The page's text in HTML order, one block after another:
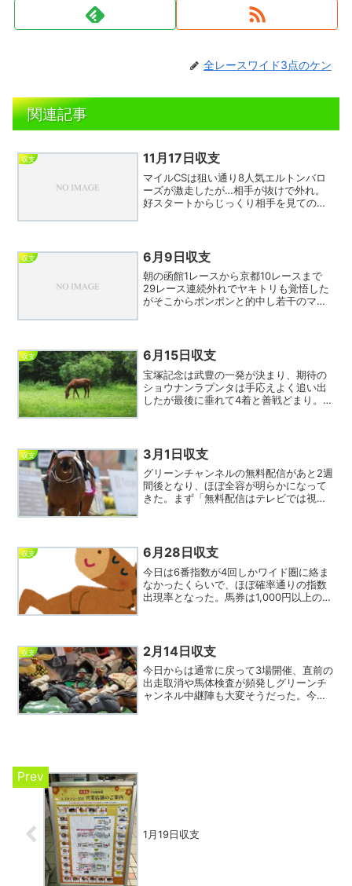
全レースワイド3点のケン
関連記事
収支 11月17日収支
マイルCSは狙い通り8人気エルトンバロ
ーズが激走したが…相手が抜けで外れ。
好スタートからじっくり相手を見ての好
ンド。ソウルラッシュは...
収支 6月9日収支
朝の函館1レースから京都10レースまで
29レース連続外れでヤキトリも覚悟した
がそこからポンポンと的中し若干のマイ
ースには驚いた。ま...
収支 6月15日収支
宝塚記念は武豊の一発が決まり、期待の
ショウナンラプンタは手応えよく追い出
したが最後に垂れて4着と善戦どまり。べ
がってしまった。ラプンタ...
収支 3月1日収支
グリーンチャンネルの無料配信があと2週
間後となり、ほぼ全容が明らかになって
きた。まず「無料配信はテレビでは視聴
コンでも視聴可能」ここ...
収支 6月28日収支
今日は6番指数が4回しかワイド圏に絡ま
なかったくらいで、ほぼ確率通りの指数
出現率となった。馬券は1,000円以上の穴
ではないが）小...
収支 2月14日収支
今日からは通常に戻って3場開催、直前の
出走取消や馬体検査が頻発しグリーンチ
ャンネル中継陣も大変そうだった。今日
1月19日収支